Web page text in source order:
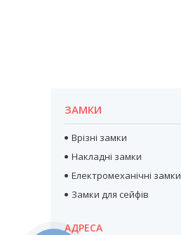
ЗАМКИ
Врізні замки
Накладні замки
Електромеханічні замки
Замки для сейфів